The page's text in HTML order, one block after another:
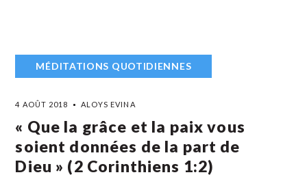
MÉDITATIONS QUOTIDIENNES
4 AOÛT 2018 ALOYS EVINA
« Que la grâce et la paix vous
soient données de la part de
Dieu » (2 Corinthiens 1:2)